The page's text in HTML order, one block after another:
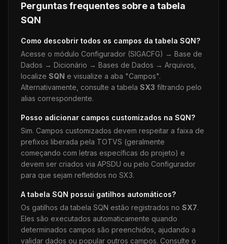
Perguntas frequentes sobre a tabela
SQN
Como descobrir todos os campos da tabela SQN?
Acesse o módulo Configurador (SIGACFG) → Base de
Dados → Dicionário → Bases de Dados → Arquivos,
localize SQN e visualize a aba "Campos".
Alternativamente, consulte a tabela SX3 filtrando pelo
alias correspondente.
Posso adicionar campos customizados na SQN?
Sim. Campos customizados devem respeitar a faixa de
prefixos liberada pela TOTVS (geralmente
começando com letras específicas do projeto) e
devem ser criados via APSDU ou pelo Configurador
para que sejam refletidos no SX3.
A tabela SQN possui gatilhos automáticos?
Os gatilhos da tabela SQN estão registrados no SX7.
Eles são executados automaticamente quando
determinados campos são preenchidos, ajudando a
validar dados ou popular outros campos. Consulte o